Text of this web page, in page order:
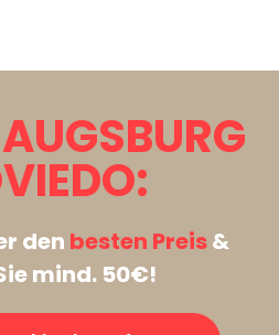
AUGSBURG
den besten Preis&
mind. 50€!